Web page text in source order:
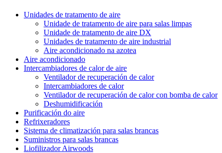
Unidades de tratamento de aire
Unidade de tratamento de aire para salas limpas
Unidade de tratamento de aire DX
Unidades de tratamento de aire industrial
Aire acondicionado na azotea
Aire acondicionado
Intercambiadores de calor de aire
Ventilador de recuperación de calor
Intercambiadores de calor
Ventilador de recuperación de calor con bomba de calor
Deshumidificación
Purificación do aire
Refrixeradores
Sistema de climatización para salas brancas
Suministros para salas brancas
Liofilizador Airwoods